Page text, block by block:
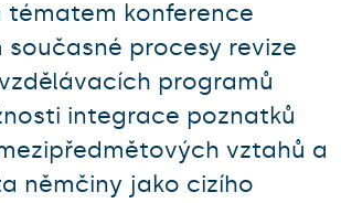
tématem konference
procesy revize
programů
integrace poznatků
vztahů a
němčiny jako cizího